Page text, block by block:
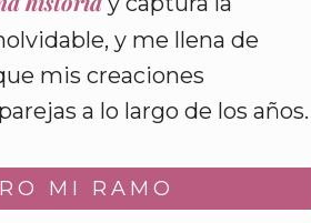
y me llena de
mis creaciones
a lo largo de los años.
MI RAMO